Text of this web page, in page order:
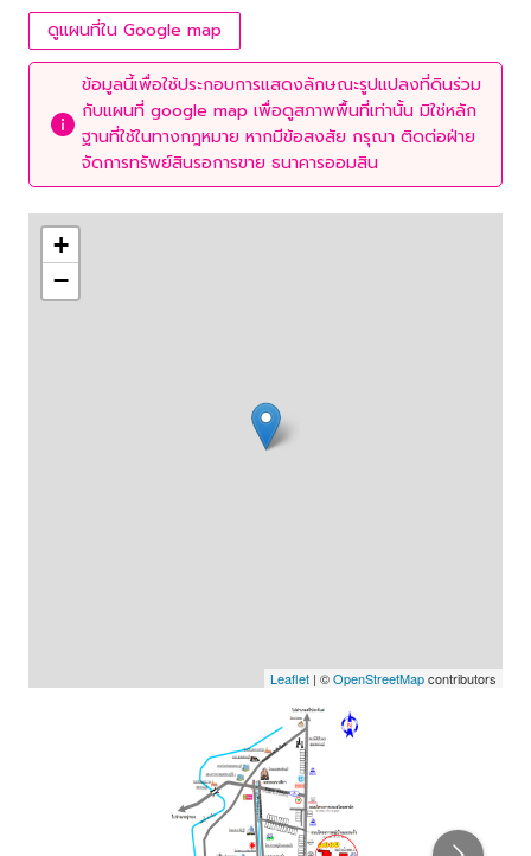
ดูแผนที่ใน Google map
ข้อมูลนี้เพื่อใช้ประกอบการแสดงลักษณะรูปแปลงที่ดินร่วม
กับแผนที่ google map เพื่อดูสภาพพื้นที่เท่านั้น มิใช่หลัก
ฐานที่ใช้ในทางกฎหมาย หากมีข้อสงสัย กรุณา ติดต่อฝ่าย
จัดการทรัพย์สินรอการขาย ธนาคารออมสิน
+
−
Leaflet | ©OpenStreetMapcontributors